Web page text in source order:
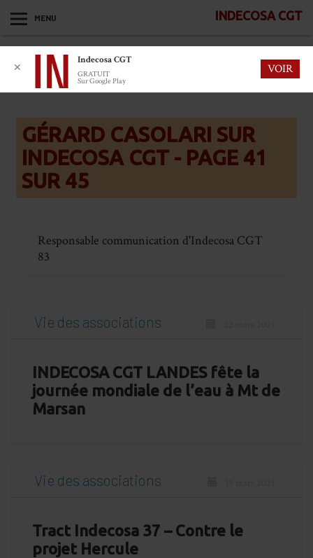
MENU INDECOSA CGT
GÉRARD CASOLARI SUR
INDECOSA CGT - PAGE 41
SUR 45
Responsable communication d'Indecosa CGT
83
Vie des associations
INDECOSA CGT LANDES fête la
journée mondiale de l’eau à Mt de
Marsan
Vie des associations
Tract Indecosa 37 – Contre le
projet Hercule
✕
Indecosa CGT
GRATUIT
Sur Google Play
VOIR